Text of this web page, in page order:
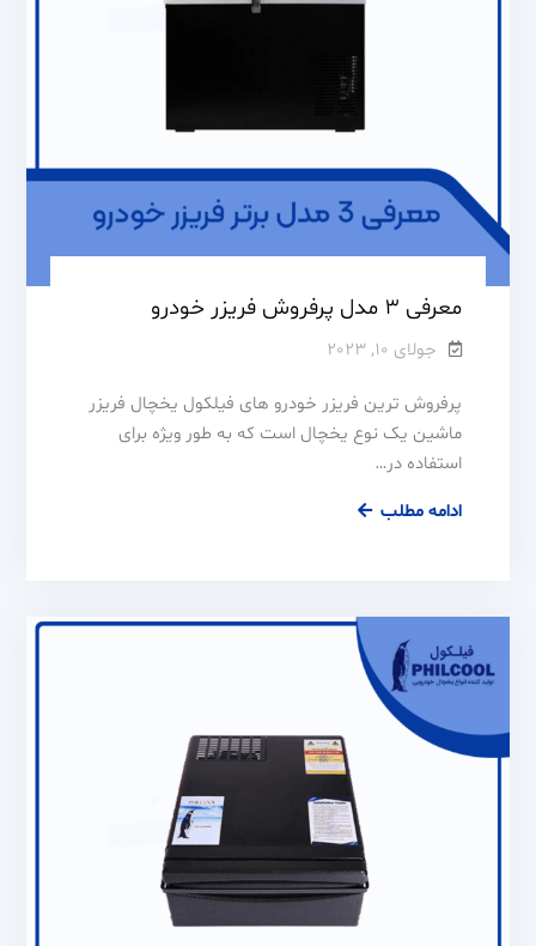
معرفی 3 مدل پرفروش فریزر خودرو
جولای 10, 2023
پرفروش ترین فریزر خودرو های فیلکول یخچال فریزر
ماشین یک نوع یخچال است که به طور ویژه برای
استفاده در…
ادامه مطلب